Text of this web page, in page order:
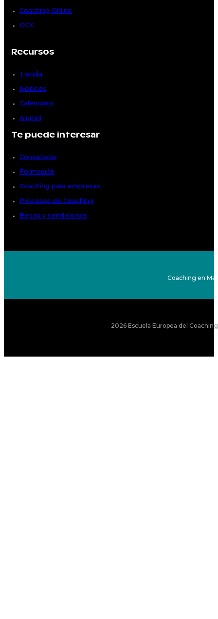
Coaching Online
DCX
Recursos
Tienda
Noticias
Calendario
Alumni
Te puede interesar
Consultoría
Formación
Coaching para empresas
Procesos de Coaching
Becas y condiciones
Coaching en
2026 Escuela Europea del Coaching